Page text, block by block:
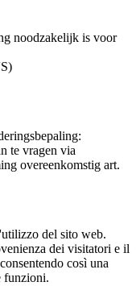
noodzakelijk is voor
te vragen via
overeenkomstig art.
del sito web.
dei visitatori e il
così una
funzioni.